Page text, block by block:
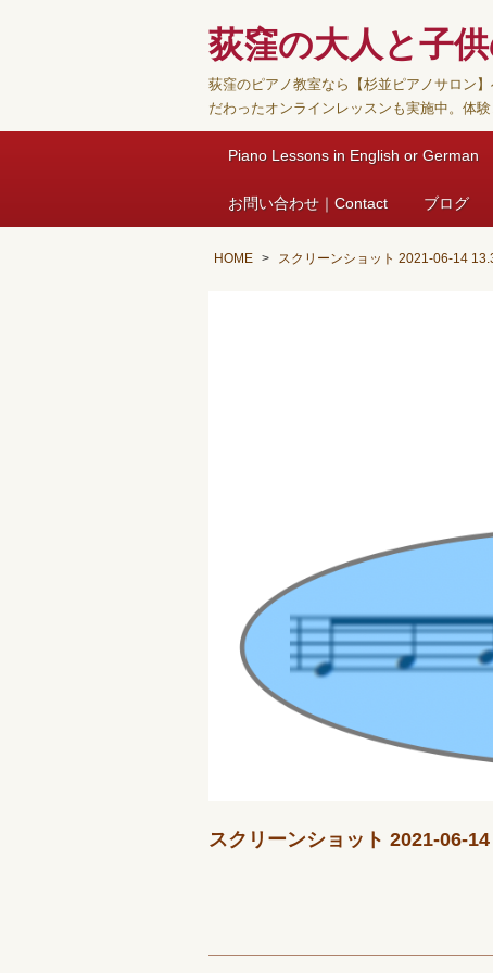
荻窪の大人と子
荻窪のピアノ教室なら【杉並ピアノサロン
だわったオンラインレッスンも実施中。体
Piano Lessons in English or German
お問い合わせ｜Contact ブログ
HOME スクリーンショット 2021-06-14
スクリーンショット 2021-06-